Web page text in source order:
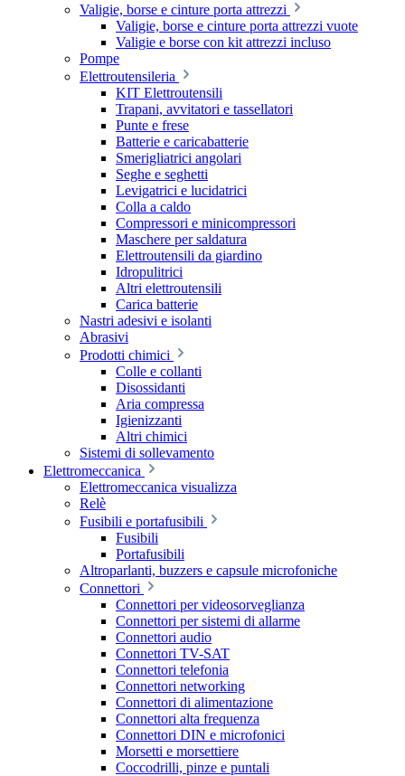
Valigie, borse e cinture porta attrezzi
Valigie, borse e cinture porta attrezzi vuote
Valigie e borse con kit attrezzi incluso
Pompe
Elettroutensileria
KIT Elettroutensili
Trapani, avvitatori e tassellatori
Punte e frese
Batterie e caricabatterie
Smerigliatrici angolari
Seghe e seghetti
Levigatrici e lucidatrici
Colla a caldo
Compressori e minicompressori
Maschere per saldatura
Elettroutensili da giardino
Idropulitrici
Altri elettroutensili
Carica batterie
Nastri adesivi e isolanti
Abrasivi
Prodotti chimici
Colle e collanti
Disossidanti
Aria compressa
Igienizzanti
Altri chimici
Sistemi di sollevamento
Elettromeccanica
Elettromeccanica visualizza
Relè
Fusibili e portafusibili
Fusibili
Portafusibili
Altroparlanti, buzzers e capsule microfoniche
Connettori
Connettori per videosorveglianza
Connettori per sistemi di allarme
Connettori audio
Connettori TV-SAT
Connettori telefonia
Connettori networking
Connettori di alimentazione
Connettori alta frequenza
Connettori DIN e microfonici
Morsetti e morsettiere
Coccodrilli, pinze e puntali